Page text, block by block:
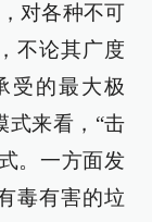
对各种不可
不论其广度
受的最大极
式来看，“击
。一方面发
毒有害的垃